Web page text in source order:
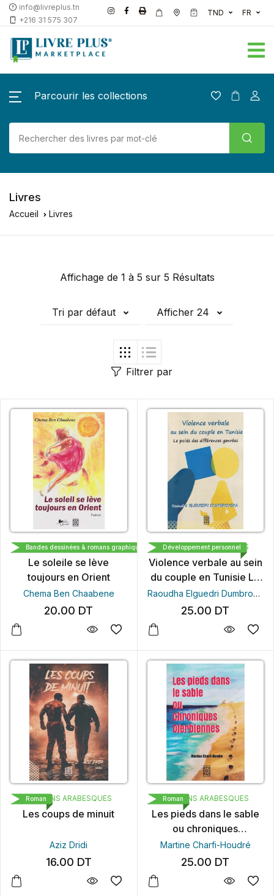
info@livreplus.tn
+216 31 575 307
TND FR
Parcourir les collections
Livres
Accueil Livres
Affichage de 1 à 5 sur 5 Résultats
Tri par défaut Afficher 24
Filtrer par
ÉDITIONS ARABESQUES
Le soleile se lève
toujours en Orient
Chema Ben Chaabene
20.00 DT
Bandes dessinées & romans graphiques ÉDITIONS ARABESQUES
Violence verbale au sein
du couple en Tunisie Le
poids des différences
genrées
Raoudha Elguedri Dumbrovska
25.00 DT
Développement personnel
ÉDITIONS ARABESQUES
Les coups de minuit
Aziz Dridi
16.00 DT
Roman ÉDITIONS ARABESQUES
Les pieds dans le sable
ou chroniques
Djerbiennes
Martine Charfi-Houdré
25.00 DT
Roman